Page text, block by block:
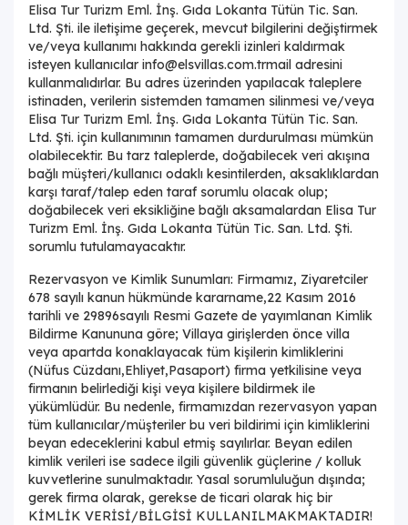
Elisa Tur Turizm Eml. İnş. Gıda Lokanta Tütün Tic. San.
Ltd. Şti. ile iletişime geçerek, mevcut bilgilerini değiştirmek
ve/veya kullanımı hakkında gerekli izinleri kaldırmak
isteyen kullanıcılar info@elsvillas.com.trmail adresini
kullanmalıdırlar. Bu adres üzerinden yapılacak taleplere
istinaden, verilerin sistemden tamamen silinmesi ve/veya
Elisa Tur Turizm Eml. İnş. Gıda Lokanta Tütün Tic. San.
Ltd. Şti. için kullanımının tamamen durdurulması mümkün
olabilecektir. Bu tarz taleplerde, doğabilecek veri akışına
bağlı müşteri/kullanıcı odaklı kesintilerden, aksaklıklardan
karşı taraf/talep eden taraf sorumlu olacak olup;
doğabilecek veri eksikliğine bağlı aksamalardan Elisa Tur
Turizm Eml. İnş. Gıda Lokanta Tütün Tic. San. Ltd. Şti.
sorumlu tutulamayacaktır.
Rezervasyon ve Kimlik Sunumları: Firmamız, Ziyaretciler
678 sayılı kanun hükmünde kararname,22 Kasım 2016
tarihli ve 29896sayılı Resmi Gazete de yayımlanan Kimlik
Bildirme Kanununa göre; Villaya girişlerden önce villa
veya apartda konaklayacak tüm kişilerin kimliklerini
(Nüfus Cüzdanı,Ehliyet,Pasaport) firma yetkilisine veya
firmanın belirlediği kişi veya kişilere bildirmek ile
yükümlüdür. Bu nedenle, firmamızdan rezervasyon yapan
tüm kullanıcılar/müşteriler bu veri bildirimi için kimliklerini
beyan edeceklerini kabul etmiş sayılırlar. Beyan edilen
kimlik verileri ise sadece ilgili güvenlik güçlerine / kolluk
kuvvetlerine sunulmaktadır. Yasal sorumluluğun dışında;
gerek firma olarak, gerekse de ticari olarak hiç bir
KİMLİK VERİSİ/BİLGİSİ KULLANILMAKMAKTADIR!